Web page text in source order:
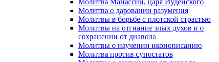
Молитва Манассии, царя Иудейского
Молитва о даровании разумения
Молитвы в борьбе с плотской страстью
Молитвы на отгнание злых духов и о
сохранении от диавола
Молитвы о научении иконописанию
Молитва против супостатов